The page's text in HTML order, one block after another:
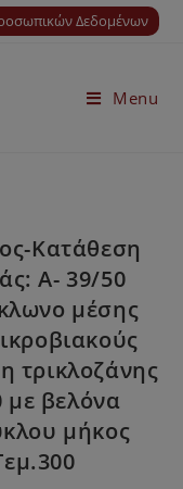
Δεδομένων
Menu
Κατάθεση
Α- 39/50
μέσης
τρικλοζάνης
με βελόνα
μήκος